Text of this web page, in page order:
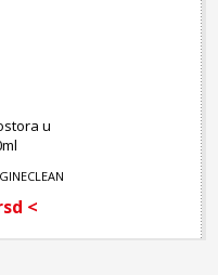
u
<